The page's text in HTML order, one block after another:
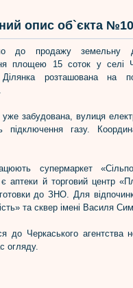
опис об`єкта
до продажу земельну
площею 15 соток у селі
розташована на
уже забудована, вулиця
підключення газу.
супермаркет
аптеки й торговий центр
до ЗНО. Для
та сквер імені Василя
до Черкаського агентства
огляду.